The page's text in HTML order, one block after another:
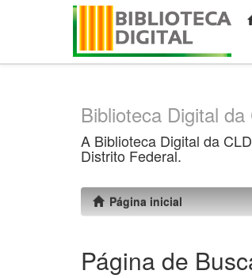
Biblioteca Digital
A Biblioteca Digital da
Distrito Federal.
Página inicial
Página de